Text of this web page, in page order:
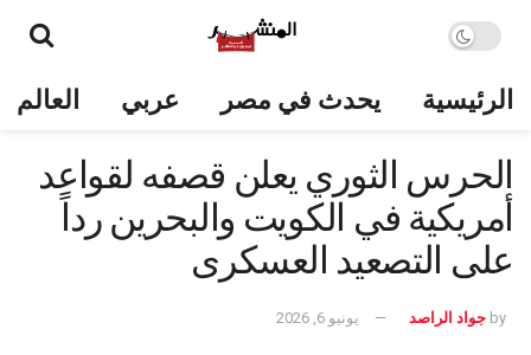
الرئيسية يحدث في مصر عربي العالم
الحرس الثوري يعلن قصفه لقواعد
أمريكية في الكويت والبحرين رداً
على التصعيد العسكرى
by جواد الراصد يونيو 6, 2026